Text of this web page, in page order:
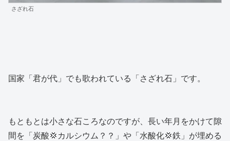
さざれ石
国家「君が代」でも歌われている「さざれ石」です。
もともとは小さな石ころなのですが、長い年月をかけて隙
間を「炭酸💢カルシウム？？」や「水酸化💢鉄」が埋める